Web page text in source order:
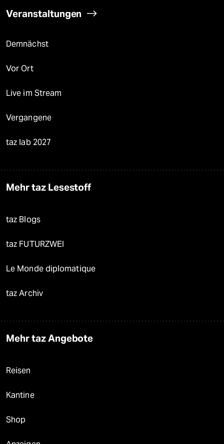
Veranstaltungen
Demnächst
Vor Ort
Live im Stream
Vergangene
taz lab 2027
Mehr taz Lesestoff
taz Blogs
taz FUTURZWEI
Le Monde diplomatique
taz Archiv
Mehr taz Angebote
Reisen
Kantine
Shop